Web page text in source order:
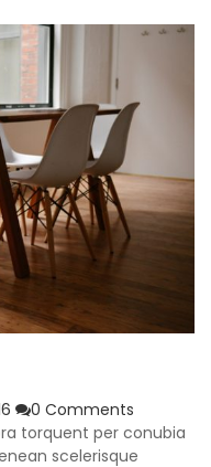
0 Comments
torquent per conubia
scelerisque